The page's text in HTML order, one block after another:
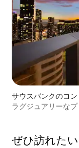
サウスバンクのコ
ラグジュアリーな
ぜひ訪⁠れ⁠た⁠